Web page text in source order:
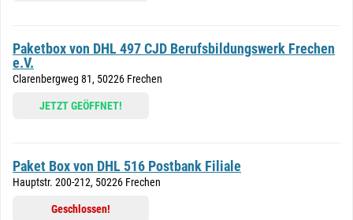
Paketbox von DHL 497 CJD Berufsbildungswerk Frechen
e.V.
Clarenbergweg 81, 50226 Frechen
JETZT GEÖFFNET!
Paket Box von DHL 516 Postbank Filiale
Hauptstr. 200-212, 50226 Frechen
Geschlossen!